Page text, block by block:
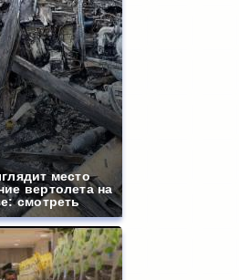
место
вертолета на
смотреть